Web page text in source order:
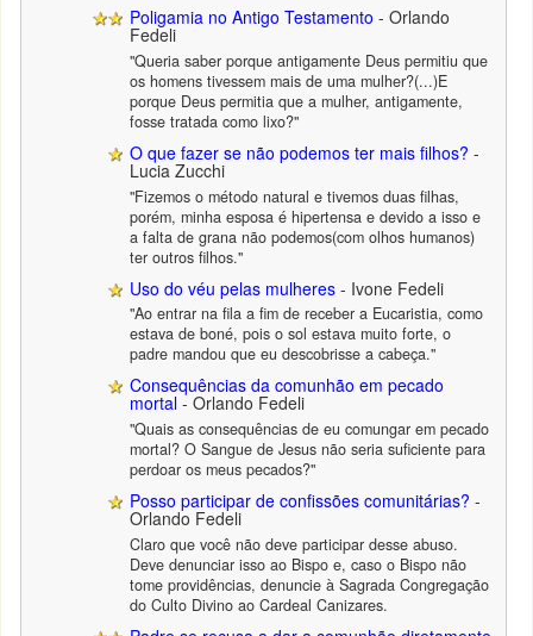
Poligamia no Antigo Testamento - Orlando
Fedeli
"Queria saber porque antigamente Deus permitiu que
os homens tivessem mais de uma mulher?(...)E
porque Deus permitia que a mulher, antigamente,
fosse tratada como lixo?"
O que fazer se não podemos ter mais filhos? -
Lucia Zucchi
"Fizemos o método natural e tivemos duas filhas,
porém, minha esposa é hipertensa e devido a isso e
a falta de grana não podemos(com olhos humanos)
ter outros filhos."
Uso do véu pelas mulheres - Ivone Fedeli
"Ao entrar na fila a fim de receber a Eucaristia, como
estava de boné, pois o sol estava muito forte, o
padre mandou que eu descobrisse a cabeça."
Consequências da comunhão em pecado
mortal - Orlando Fedeli
"Quais as consequências de eu comungar em pecado
mortal? O Sangue de Jesus não seria suficiente para
perdoar os meus pecados?"
Posso participar de confissões comunitárias? -
Orlando Fedeli
Claro que você não deve participar desse abuso.
Deve denunciar isso ao Bispo e, caso o Bispo não
tome providências, denuncie à Sagrada Congregação
do Culto Divino ao Cardeal Canizares.